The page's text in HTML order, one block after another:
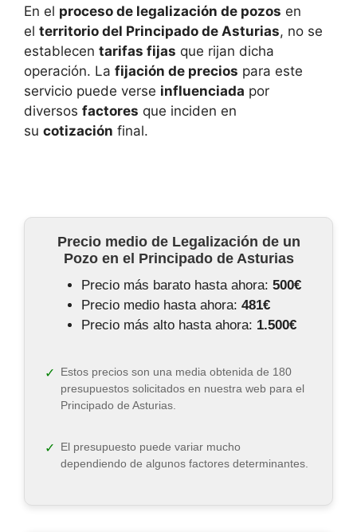
En el proceso de legalización de pozos en
el territorio del Principado de Asturias, no se
establecen tarifas fijas que rijan dicha
operación. La fijación de precios para este
servicio puede verse influenciada por
diversos factores que inciden en
su cotización final.
Precio medio de Legalización de un
Pozo en el Principado de Asturias
Precio más barato hasta ahora: 500€
Precio medio hasta ahora: 481€
Precio más alto hasta ahora: 1.500€
Estos precios son una media obtenida de 180
presupuestos solicitados en nuestra web para el
Principado de Asturias.
El presupuesto puede variar mucho
dependiendo de algunos factores determinantes.